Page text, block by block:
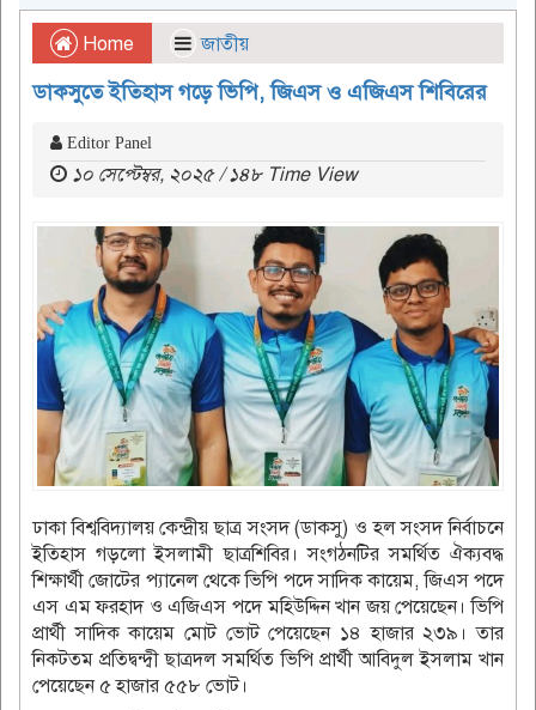
Home জাতীয়
ডাকসুতে ইতিহাস গড়ে ভিপি, জিএস ও এজিএস শিবিরের
Editor Panel
১০ সেপ্টেম্বর, ২০২৫ / ১৪৮ Time View
ঢাকা বিশ্ববিদ্যালয় কেন্দ্রীয় ছাত্র সংসদ (ডাকসু) ও হল সংসদ নির্বাচনে
ইতিহাস গড়লো ইসলামী ছাত্রশিবির। সংগঠনটির সমর্থিত ঐক্যবদ্ধ
শিক্ষার্থী জোটের প্যানেল থেকে ভিপি পদে সাদিক কায়েম, জিএস পদে
এস এম ফরহাদ ও এজিএস পদে মহিউদ্দিন খান জয় পেয়েছেন। ভিপি
প্রার্থী সাদিক কায়েম মোট ভোট পেয়েছেন ১৪ হাজার ২৩৯। তার
নিকটতম প্রতিদ্বন্দ্বী ছাত্রদল সমর্থিত ভিপি প্রার্থী আবিদুল ইসলাম খান
পেয়েছেন ৫ হাজার ৫৫৮ ভোট।